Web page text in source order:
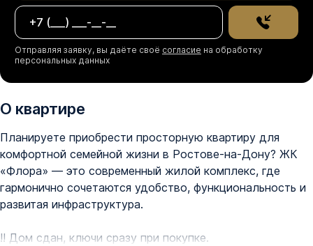
Отправляя заявку, вы даёте своё согласие на обработку
персональных данных
О квартире
Планируете приобрести просторную квартиру для
комфортной семейной жизни в Ростове-на-Дону? ЖК
«Флора» — это современный жилой комплекс, где
гармонично сочетаются удобство, функциональность и
развитая инфраструктура.
‼ Дом сдан, ключи сразу при покупке.